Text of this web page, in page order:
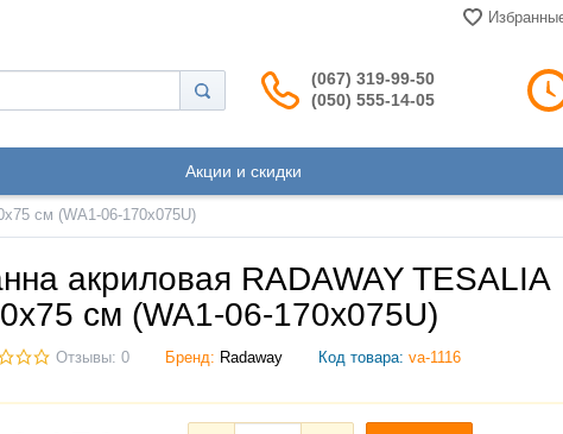
(067) 319-99-50
(050) 555-14-05
Акции и скидки
см (WA1-06-170x075U)
акриловая RADAWAY TESALIA
см (WA1-06-170x075U)
Отзывы: 0 Бренд: Radaway Код товара: va-1116